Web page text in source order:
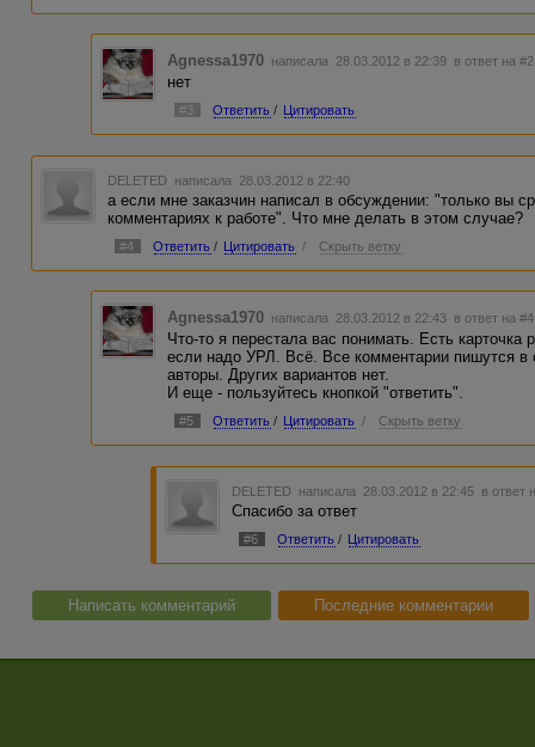
Agnessa1970 написала 28.03.2012 в 22:39 в ответ на #2
нет
#3 Ответить / Цитировать
DELETED написала 28.03.2012 в 22:40
а если мне заказчин написал в обсуждении: "только вы
комментариях к работе". Что мне делать в этом случае?
#4 Ответить / Цитировать / Скрыть ветку
Agnessa1970 написала 28.03.2012 в 22:43 в ответ на #4
Что-то я перестала вас понимать. Есть карточка
если надо УРЛ. Всё. Все комментарии пишутся в
авторы. Других вариантов нет.
И еще - пользуйтесь кнопкой "ответить".
#5 Ответить / Цитировать / Скрыть ветку
DELETED написала 28.03.2012 в 22:45 в ответ
Спасибо за ответ
#6 Ответить / Цитировать
Написать комментарий Последние комментарии